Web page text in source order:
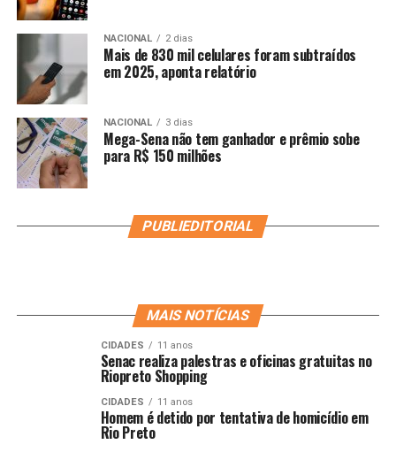
NACIONAL 2 dias
Mais de 830 mil celulares foram subtraídos
em 2025, aponta relatório
NACIONAL 3 dias
Mega-Sena não tem ganhador e prêmio sobe
para R$ 150 milhões
PUBLIEDITORIAL
MAIS NOTÍCIAS
CIDADES 11 anos
Senac realiza palestras e oficinas gratuitas no
Riopreto Shopping
CIDADES 11 anos
Homem é detido por tentativa de homicídio em
Rio Preto